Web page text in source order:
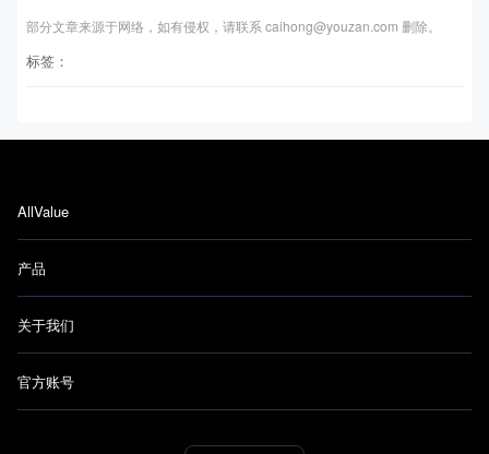
部分文章来源于网络，如有侵权，请联系 caihong@youzan.com 删除。
标签：
AllValue
产品
关于我们
官方账号